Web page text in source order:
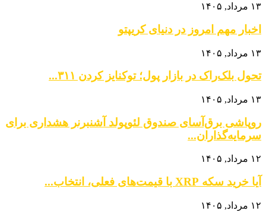
۱۳ مرداد, ۱۴۰۵
اخبار مهم امروز در دنیای کریپتو
۱۳ مرداد, ۱۴۰۵
تحول بلک‌راک در بازار پول؛ توکنایز کردن ۳۱۱...
۱۳ مرداد, ۱۴۰۵
روپاشی برق‌آسای صندوق لئوپولد آشنبرنر هشداری برای
سرمایه‌گذاران...
۱۲ مرداد, ۱۴۰۵
آیا خرید سکه XRP با قیمت‌های فعلی، انتخاب...
۱۲ مرداد, ۱۴۰۵